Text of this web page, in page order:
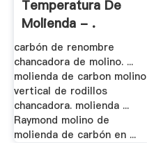
Temperatura De
Molienda - .
carbón de renombre
chancadora de molino. ...
molienda de carbon molino
vertical de rodillos
chancadora. molienda ...
Raymond molino de
molienda de carbón en ...